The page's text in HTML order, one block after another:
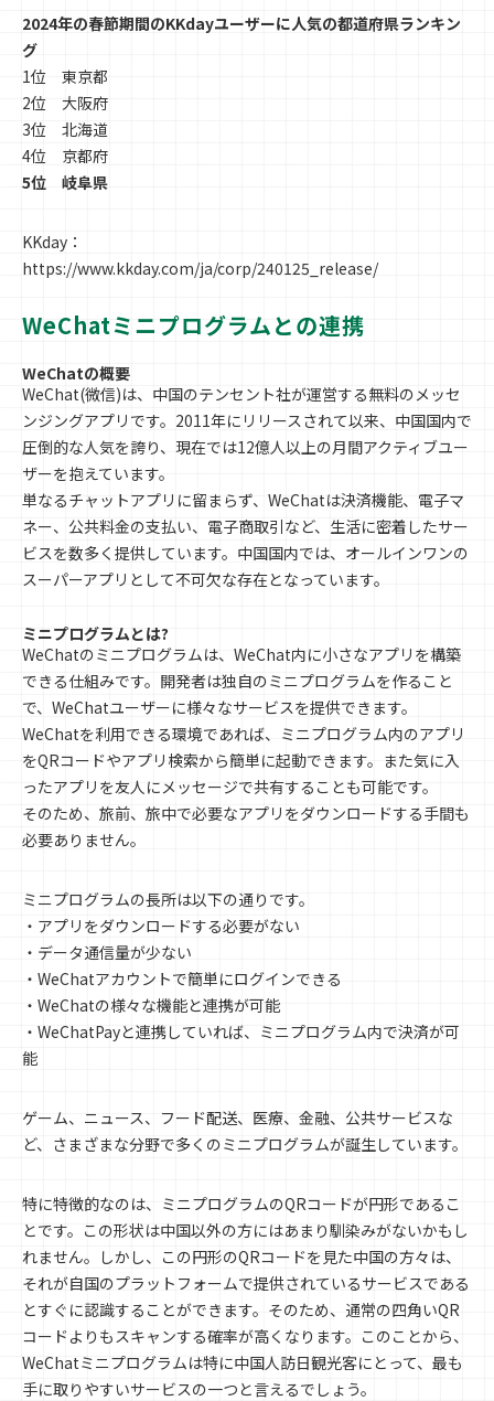
2024年の春節期間のKKdayユーザーに人気の都道府県ランキン
グ
1位 東京都
2位 大阪府
3位 北海道
4位 京都府
5位 岐阜県
KKday：
https://www.kkday.com/ja/corp/240125_release/
WeChatミニプログラムとの連携
WeChatの概要
WeChat(微信)は、中国のテンセント社が運営する無料のメッセ
ンジングアプリです。2011年にリリースされて以来、中国国内で
圧倒的な人気を誇り、現在では12億人以上の月間アクティブユー
ザーを抱えています。
単なるチャットアプリに留まらず、WeChatは決済機能、電子マ
ネー、公共料金の支払い、電子商取引など、生活に密着したサー
ビスを数多く提供しています。中国国内では、オールインワンの
スーパーアプリとして不可欠な存在となっています。
ミニプログラムとは?
WeChatのミニプログラムは、WeChat内に小さなアプリを構築
できる仕組みです。開発者は独自のミニプログラムを作ること
で、WeChatユーザーに様々なサービスを提供できます。
WeChatを利用できる環境であれば、ミニプログラム内のアプリ
をQRコードやアプリ検索から簡単に起動できます。また気に入
ったアプリを友人にメッセージで共有することも可能です。
そのため、旅前、旅中で必要なアプリをダウンロードする手間も
必要ありません。
ミニプログラムの長所は以下の通りです。
・アプリをダウンロードする必要がない
・データ通信量が少ない
・WeChatアカウントで簡単にログインできる
・WeChatの様々な機能と連携が可能
・WeChatPayと連携していれば、ミニプログラム内で決済が可
能
ゲーム、ニュース、フード配送、医療、金融、公共サービスな
ど、さまざまな分野で多くのミニプログラムが誕生しています。
特に特徴的なのは、ミニプログラムのQRコードが円形であるこ
とです。この形状は中国以外の方にはあまり馴染みがないかもし
れません。しかし、この円形のQRコードを見た中国の方々は、
それが自国のプラットフォームで提供されているサービスである
とすぐに認識することができます。そのため、通常の四角いQR
コードよりもスキャンする確率が高くなります。このことから、
WeChatミニプログラムは特に中国人訪日観光客にとって、最も
手に取りやすいサービスの一つと言えるでしょう。